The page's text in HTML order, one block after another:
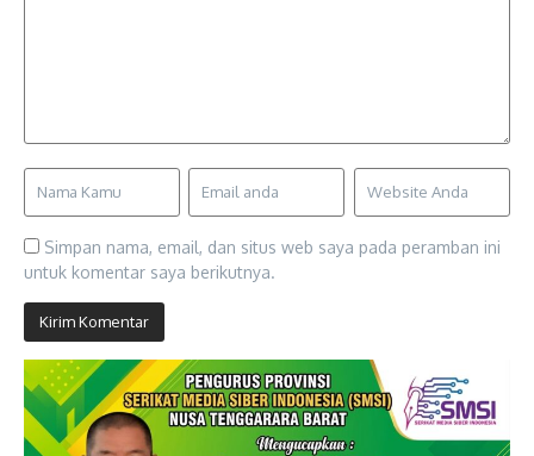
Simpan nama, email, dan situs web saya pada peramban ini
untuk komentar saya berikutnya.